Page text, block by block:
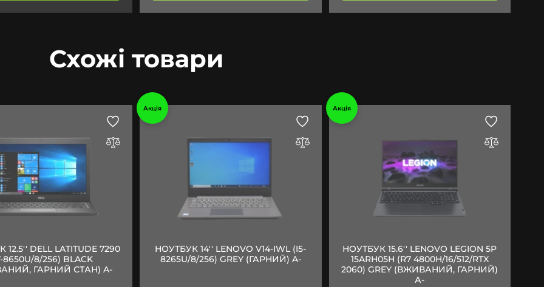
Схожі товари
DELL LATITUDE 7290
8650U/8/256) BLACK
ГАРНИЙ СТАН) A-
Акція
НОУТБУК 14'' LENOVO V14-IWL (I5-
8265U/8/256) GREY (ГАРНИЙ) A-
Акція
НОУТБУК 15.6'' LENOVO LEGION 5P
15ARH05H (R7 4800H/16/512/RTX
2060) GREY (ВЖИВАНИЙ, ГАРНИЙ)
А-